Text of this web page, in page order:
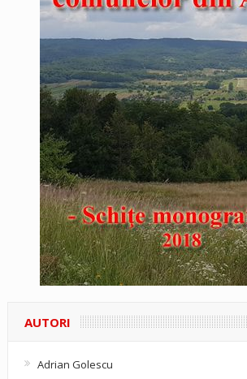
AUTORI
Adrian Golescu